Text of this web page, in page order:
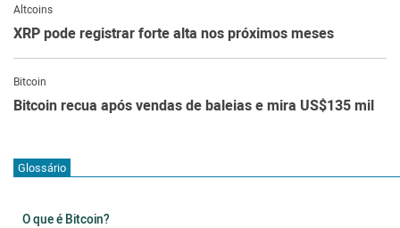
Altcoins
XRP pode registrar forte alta nos próximos meses
Bitcoin
Bitcoin recua após vendas de baleias e mira US$135 mil
Glossário
O que é Bitcoin?